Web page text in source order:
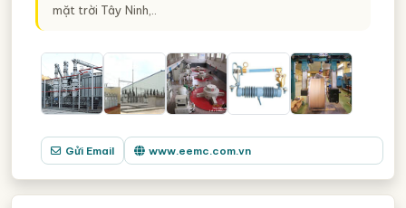
mặt trời Tây Ninh,..
Gửi Email www.eemc.com.vn